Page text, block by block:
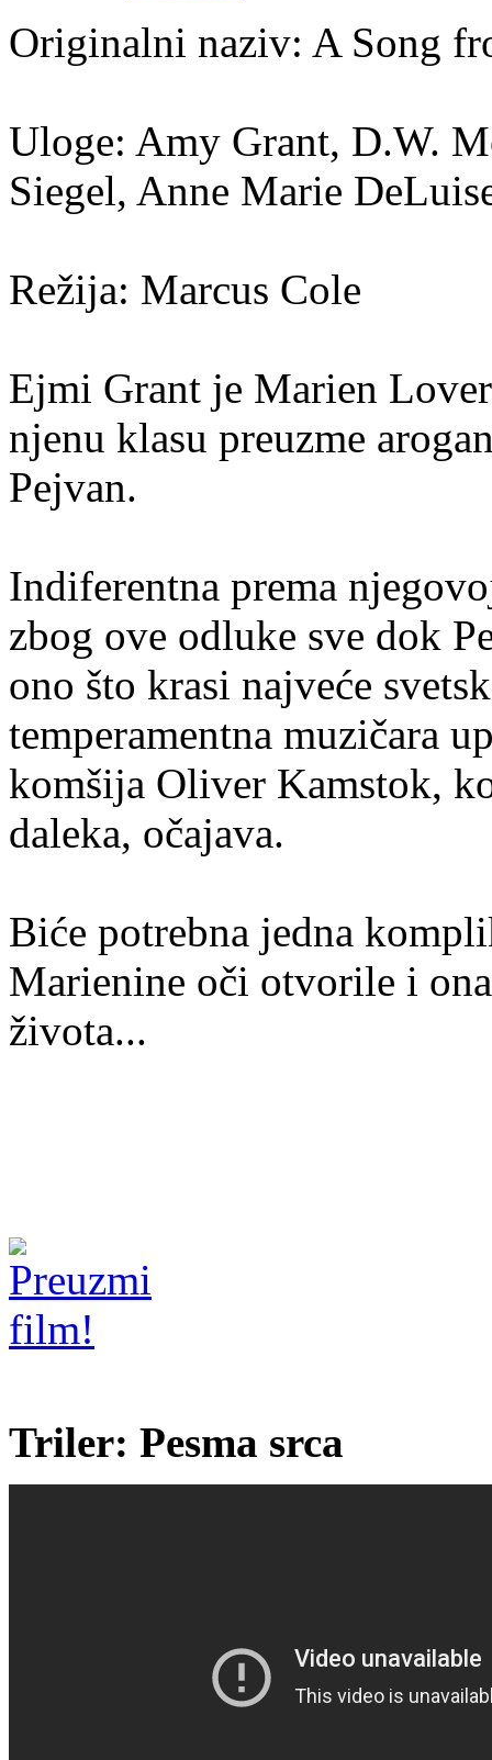
Originalni naziv: A Song
Uloge: Amy Grant, D.W.
Siegel, Anne Marie
Režija: Marcus Cole
Ejmi Grant je Marien
njenu klasu preuzme
Pejvan.
Indiferentna prema
zbog ove odluke sve dok
ono što krasi najveće
temperamentna muzičara
komšija Oliver Kamstok,
daleka, očajava.
Biće potrebna jedna
Marienine oči otvorile i
života...
Triler: Pesma srca